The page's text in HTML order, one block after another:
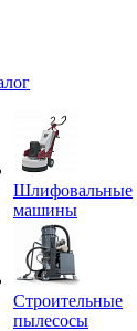
Шлифовальные
машины
Строительные
пылесосы